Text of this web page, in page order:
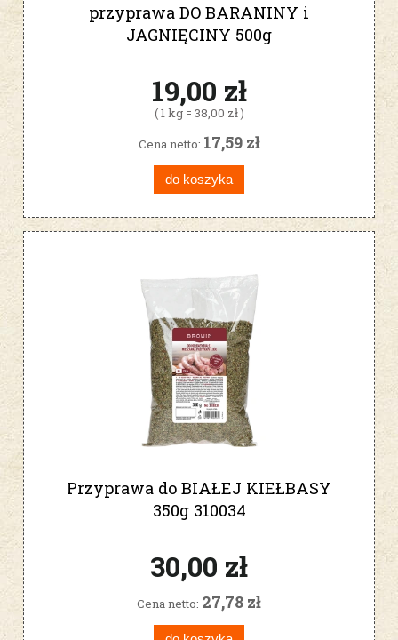
przyprawa DO BARANINY i
JAGNIĘCINY 500g
19,00 zł
( 1 kg = 38,00 zł )
Cena netto: 17,59 zł
do koszyka
Przyprawa do BIAŁEJ KIEŁBASY
350g 310034
30,00 zł
Cena netto: 27,78 zł